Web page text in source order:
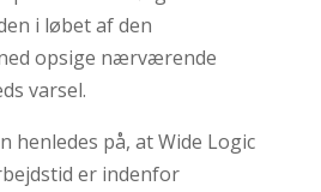
i løbet af den
opsige nærværende
varsel.
henledes på, at Wide Logic
er indenfor